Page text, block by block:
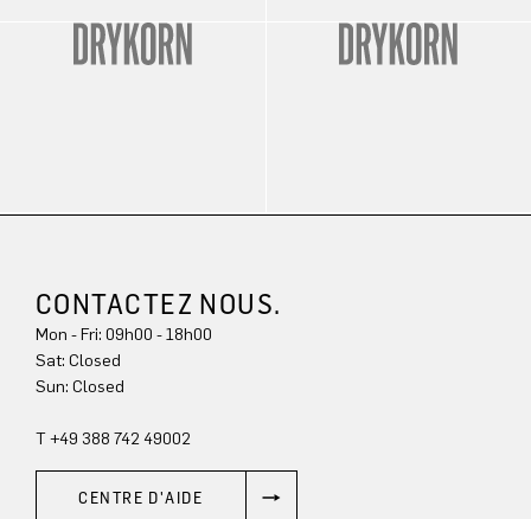
CONTACTEZ NOUS.
Mon - Fri: 09h00 - 18h00
Sun: Closed
T +49 388 742 49002
CENTRE D'AIDE